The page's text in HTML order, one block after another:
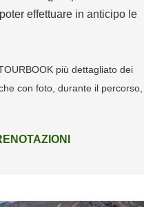
effettuare in anticipo le
più dettagliato dei
con foto, durante il percorso,